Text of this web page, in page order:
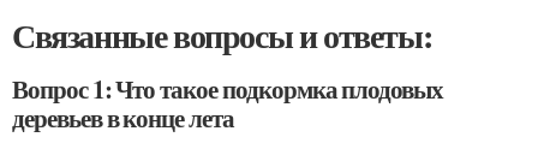
Связанные вопросы и ответы:
Вопрос 1: Что такое подкормка плодовых
деревьев в конце лета